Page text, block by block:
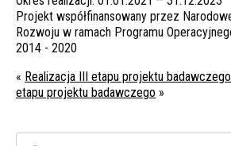
Projekt współfinansowany przez
Rozwoju w ramach Programu
2014 - 2020
« Realizacja III etapu projektu badawczego
etapu projektu badawczego »